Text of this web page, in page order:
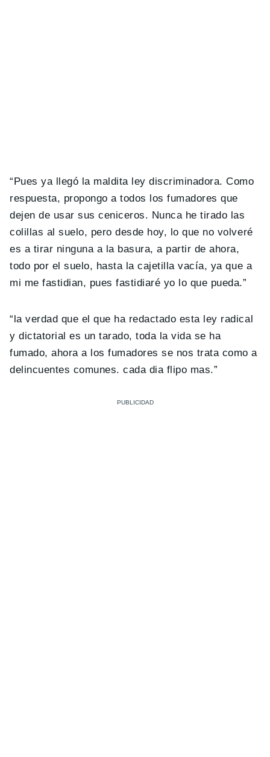
“Pues ya llegó la maldita ley discriminadora. Como
respuesta, propongo a todos los fumadores que
dejen de usar sus ceniceros. Nunca he tirado las
colillas al suelo, pero desde hoy, lo que no volveré
es a tirar ninguna a la basura, a partir de ahora,
todo por el suelo, hasta la cajetilla vacía, ya que a
mi me fastidian, pues fastidiaré yo lo que pueda.”
“la verdad que el que ha redactado esta ley radical
y dictatorial es un tarado, toda la vida se ha
fumado, ahora a los fumadores se nos trata como a
delincuentes comunes. cada dia flipo mas.”